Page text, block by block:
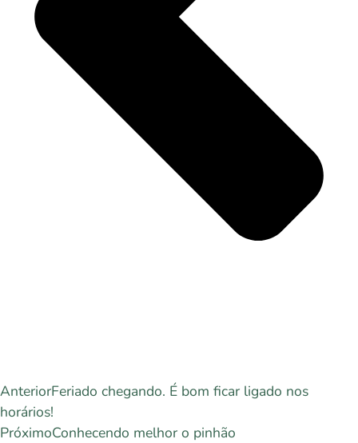
AnteriorFeriado chegando. É bom ficar ligado nos
horários!
PróximoConhecendo melhor o pinhão